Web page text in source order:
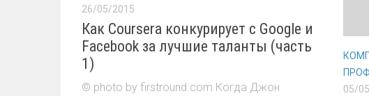
26/05/2015
Как Coursera конкурирует с Google и
Facebook за лучшие таланты (часть
1)
© photo by firstround.com Когда Джон
05/